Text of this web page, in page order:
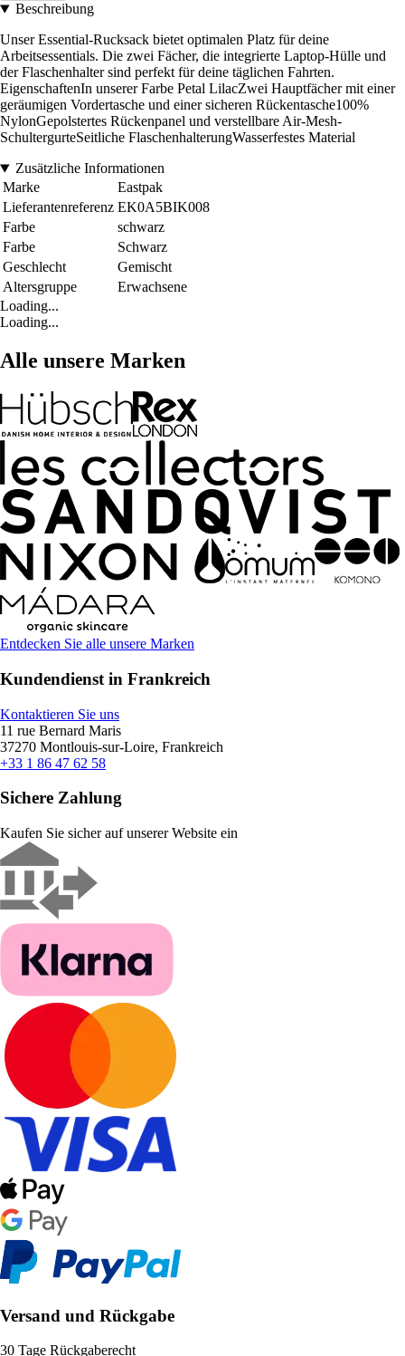
Beschreibung
Unser Essential-Rucksack bietet optimalen Platz für deine
Arbeitsessentials. Die zwei Fächer, die integrierte Laptop-Hülle und
der Flaschenhalter sind perfekt für deine täglichen Fahrten.
EigenschaftenIn unserer Farbe Petal LilacZwei Hauptfächer mit einer
geräumigen Vordertasche und einer sicheren Rückentasche100%
NylonGepolstertes Rückenpanel und verstellbare Air-Mesh-
SchultergurteSeitliche FlaschenhalterungWasserfestes Material
Zusätzliche Informationen
Marke
Eastpak
Lieferantenreferenz EK0A5BIK008
Farbe
schwarz
Farbe
Schwarz
Geschlecht
Gemischt
Altersgruppe
Erwachsene
Loading...
Loading...
Alle unsere Marken
Entdecken Sie alle unsere Marken
Kundendienst in Frankreich
Kontaktieren Sie uns
11 rue Bernard Maris
37270 Montlouis-sur-Loire, Frankreich
+33 1 86 47 62 58
Sichere Zahlung
Kaufen Sie sicher auf unserer Website ein
Versand und Rückgabe
30 Tage Rückgaberecht